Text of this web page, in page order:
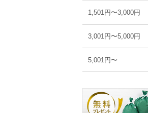
1,501円〜3,000円
3,001円〜5,000円
5,001円〜